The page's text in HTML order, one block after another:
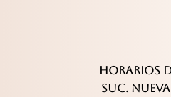
HORARIOS
SUC.